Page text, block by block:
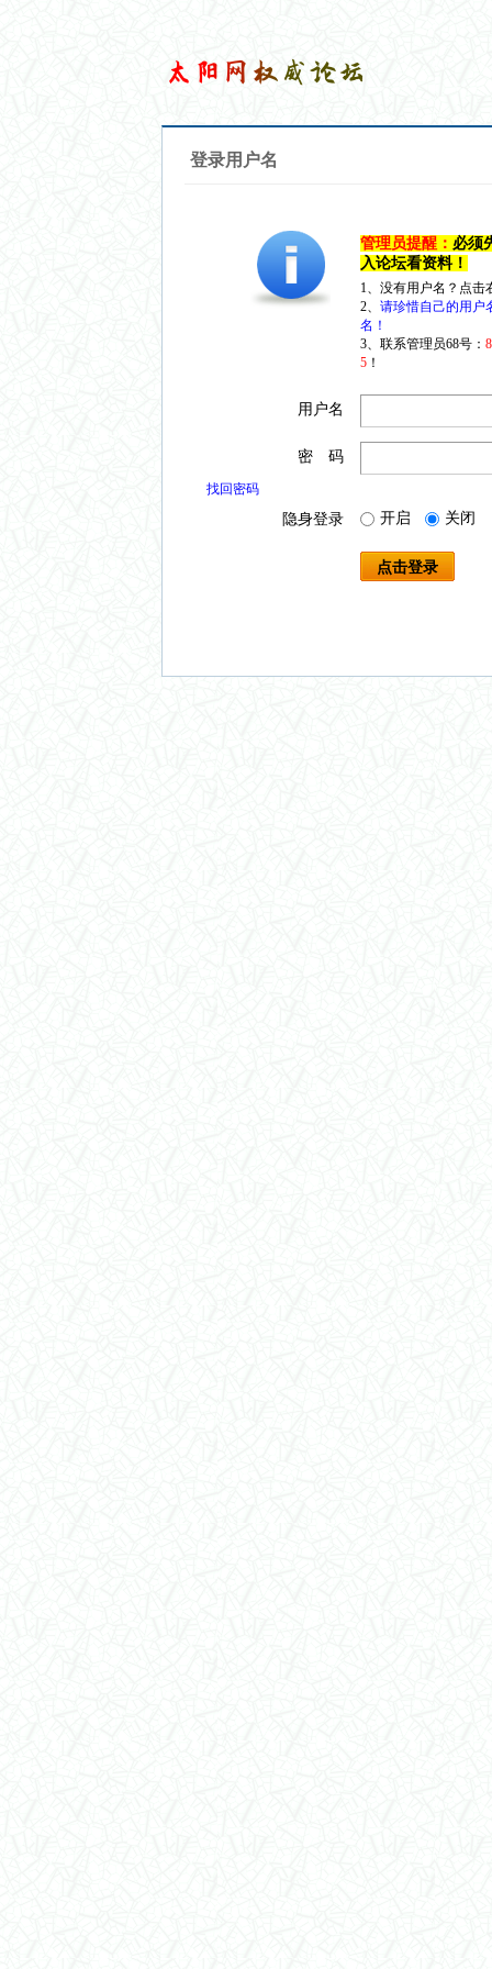
登录用户名
管理员提醒： 必须
入论坛看资料！
1、没有用户名？点
2、 请珍惜自己的用户
名！
3、联系管理员68号：
5 ！
用户名
密 码
找回密码
隐身登录 开启 关闭
点击登录